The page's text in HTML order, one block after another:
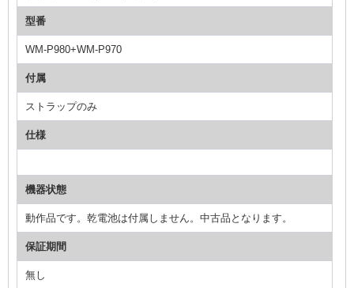
型番
WM-P980+WM-P970
付属
ストラップのみ
仕様
機器状態
動作品です。乾電池は付属しません。中古品となります。
保証期間
無し